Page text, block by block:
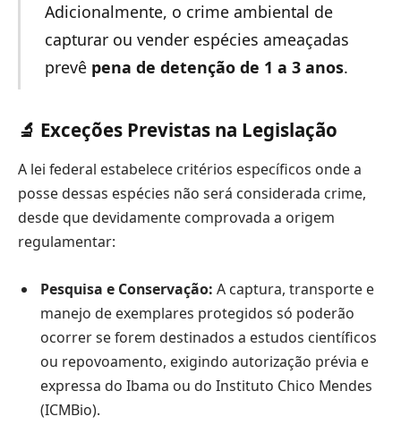
Adicionalmente, o crime ambiental de
capturar ou vender espécies ameaçadas
prevê pena de detenção de 1 a 3 anos.
🔬 Exceções Previstas na Legislação
A lei federal estabelece critérios específicos onde a
posse dessas espécies não será considerada crime,
desde que devidamente comprovada a origem
regulamentar:
Pesquisa e Conservação: A captura, transporte e
manejo de exemplares protegidos só poderão
ocorrer se forem destinados a estudos científicos
ou repovoamento, exigindo autorização prévia e
expressa do Ibama ou do Instituto Chico Mendes
(ICMBio).